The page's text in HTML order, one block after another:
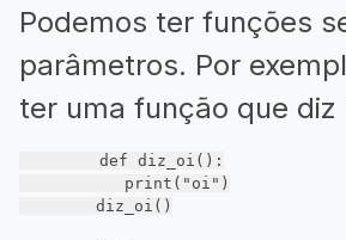
Podemos ter funções
parâmetros. Por
ter uma função que
def diz_oi () :
           print(
"oi" )
        diz_oi()